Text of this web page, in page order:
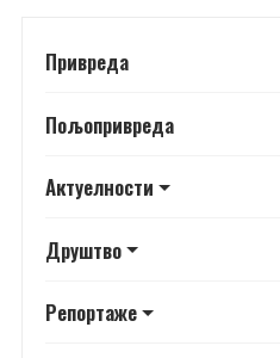
Привреда
Пољопривреда
Актуелности
Друштво
Репортаже